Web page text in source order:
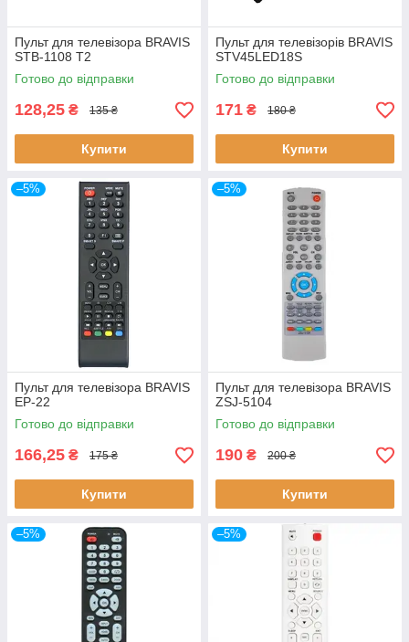
Пульт для телевізора BRAVIS
STB-1108 T2
Готово до відправки
128,25 ₴ 135 ₴
Купити
Пульт для телевізорів BRAVIS
STV45LED18S
Готово до відправки
171 ₴ 180 ₴
Купити
–5%
Пульт для телевізора BRAVIS
EP-22
Готово до відправки
166,25 ₴ 175 ₴
Купити
–5%
Пульт для телевізора BRAVIS
ZSJ-5104
Готово до відправки
190 ₴ 200 ₴
Купити
–5% –5%